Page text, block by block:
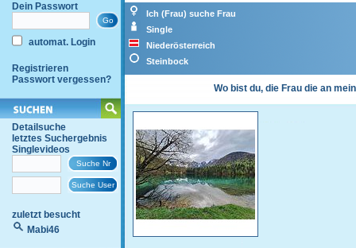
Dein Passwort
automat. Login
Registrieren
Passwort vergessen?
Detailsuche
letztes Suchergebnis
Singlevideos
zuletzt besucht
Mabi46
Ich (Frau) suche Frau
Single
Niederösterreich
Steinbock
Wo bist du, die Frau die an